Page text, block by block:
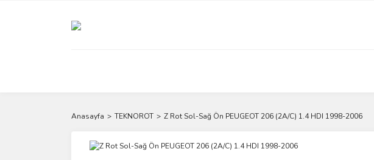
Anasayfa TEKNOROT Z Rot Sol-Sağ Ön PEUGEOT 206 (2A/C) 1.4 HDI 1998-2006